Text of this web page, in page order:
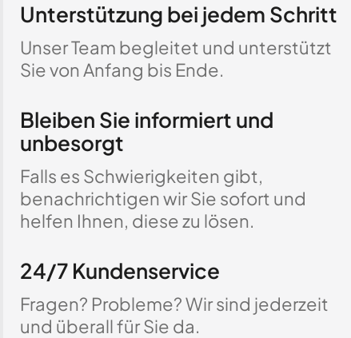
Unterstützung bei jedem Schritt
Unser Team begleitet und unterstützt
Sie von Anfang bis Ende.
Bleiben Sie informiert und
unbesorgt
Falls es Schwierigkeiten gibt,
benachrichtigen wir Sie sofort und
helfen Ihnen, diese zu lösen.
24/7 Kundenservice
Fragen? Probleme? Wir sind jederzeit
und überall für Sie da.